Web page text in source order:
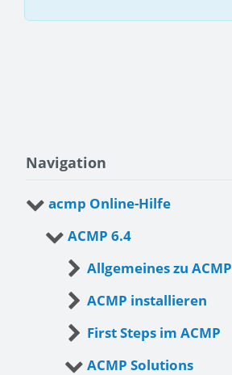
Navigation
acmp Online-Hilfe
ACMP 6.4
Allgemeines zu ACMP
ACMP installieren
First Steps im ACMP
ACMP Solutions